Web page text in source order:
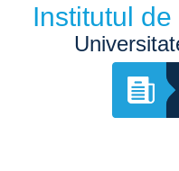
Institutul